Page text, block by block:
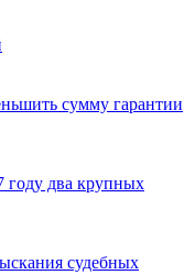
сумму гарантии
году два крупных
судебных